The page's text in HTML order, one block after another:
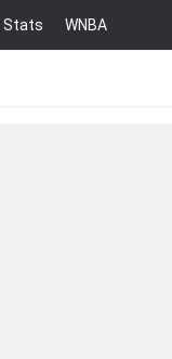
Stats WNBA